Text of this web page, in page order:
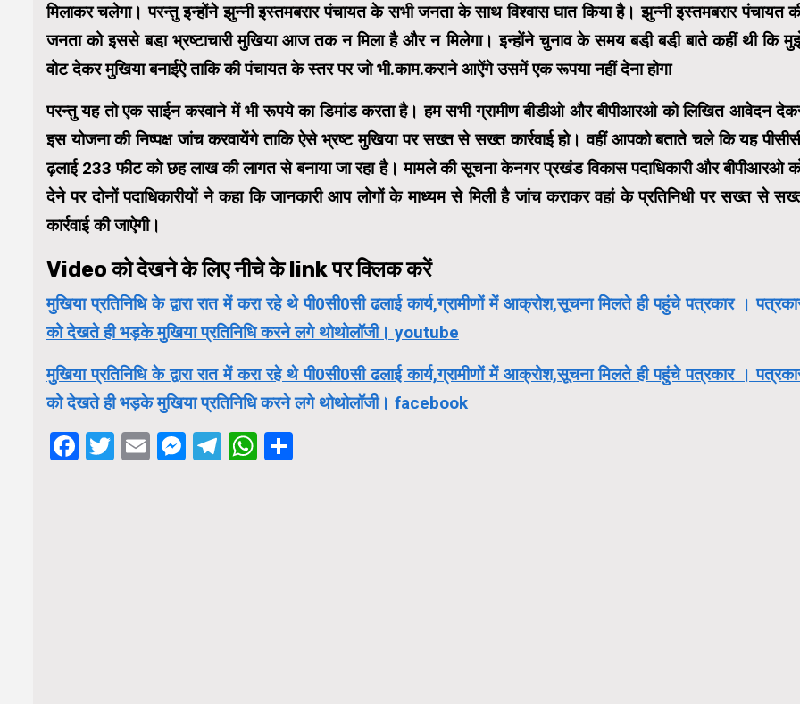
मिलाकर चलेगा। परन्तु इन्होंने झुन्नी इस्तमबरार पंचायत के सभी जनता के साथ विश्वास घात किया है। झुन्नी इस्तमबरार पंचायत
जनता को इससे बडा़ भ्रष्टाचारी मुखिया आज तक न मिला है और न मिलेगा। इन्होंने चुनाव के समय बडी़ बडी़ बाते कहीं थी कि
वोट देकर मुखिया बनाईऐ ताकि की पंचायत के स्तर पर जो भी.काम.कराने आऐंगे उसमें एक रूपया नहीं देना होगा
परन्तु यह तो एक साईन करवाने में भी रूपये का डिमांड करता है। हम सभी ग्रामीण बीडीओ और बीपीआरओ को लिखित आवेदन
इस योजना की निष्पक्ष जांच करवायेंगे ताकि ऐसे भ्रष्ट मुखिया पर सख्त से सख्त कार्रवाई हो। वहीं आपको बताते चले कि यह
ढ़लाई 233 फीट को छह लाख की लागत से बनाया जा रहा है। मामले की सूचना केनगर प्रखंड विकास पदाधिकारी और बीपीआरओ
देने पर दोनों पदाधिकारीयों ने कहा कि जानकारी आप लोगों के माध्यम से मिली है जांच कराकर वहां के प्रतिनिधी पर सख्त से
कार्रवाई की जाऐगी।
Video को देखने के लिए नीचे के link पर क्लिक करें
मुखिया प्रतिनिधि के द्वारा रात में करा रहे थे पी0सी0सी ढलाई कार्य,ग्रामीणों में आक्रोश,सूचना मिलते ही पहुंचे पत्रकार ।
को देखते ही भड़के मुखिया प्रतिनिधि करने लगे थोथोलॉजी। youtube
मुखिया प्रतिनिधि के द्वारा रात में करा रहे थे पी0सी0सी ढलाई कार्य,ग्रामीणों में आक्रोश,सूचना मिलते ही पहुंचे पत्रकार ।
को देखते ही भड़के मुखिया प्रतिनिधि करने लगे थोथोलॉजी। facebook
Facebook
Twitter
EmailMessenger
Telegram
WhatsApp